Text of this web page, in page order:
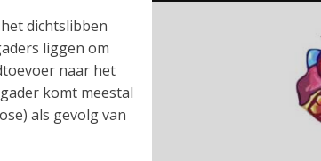
dichtslibben
liggen om
naar het
komt meestal
als gevolg van